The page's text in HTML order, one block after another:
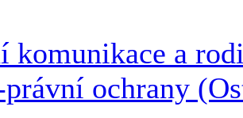
komunikace a
ochrany